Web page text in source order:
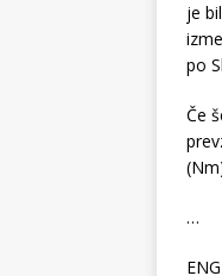
je
po
Če
…
ENG